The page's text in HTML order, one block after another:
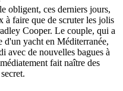
obligent, ces derniers jours,
à faire que de scruter les jolis
Cooper. Le couple, qui a
d'un yacht en Méditerranée,
avec de nouvelles bagues à
fait naître des